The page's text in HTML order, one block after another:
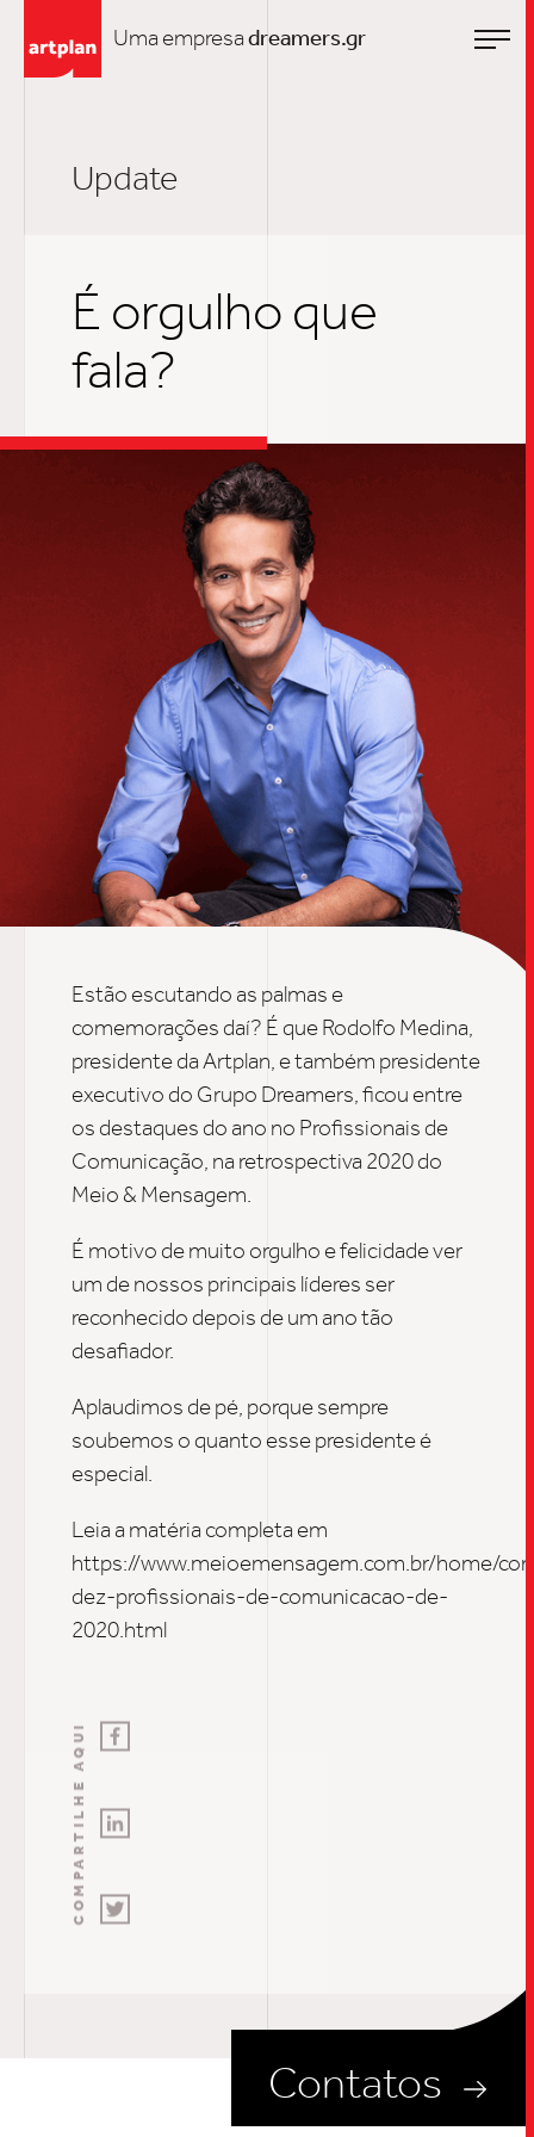
Uma empresadreamers.gr
Update
É orgulho que
fala?
Estão escutando as palmas e
comemorações daí? É que Rodolfo Medina,
presidente da Artplan, e também presidente
executivo do Grupo Dreamers, ficou entre
os destaques do ano no Profissionais de
Comunicação, na retrospectiva 2020 do
Meio & Mensagem.
É motivo de muito orgulho e felicidade ver
um de nossos principais líderes ser
reconhecido depois de um ano tão
desafiador.
Aplaudimos de pé, porque sempre
soubemos o quanto esse presidente é
especial.
Leia a matéria completa em
https://www.meioemensagem.com.br/home/
dez-profissionais-de-comunicacao-de-
2020.html
COMPARTILHE AQUI
Contatos